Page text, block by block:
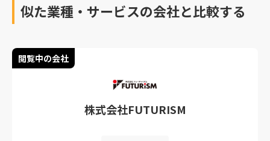
似た業種・サービスの会社と比較する
閲覧中の会社
株式会社FUTURISM